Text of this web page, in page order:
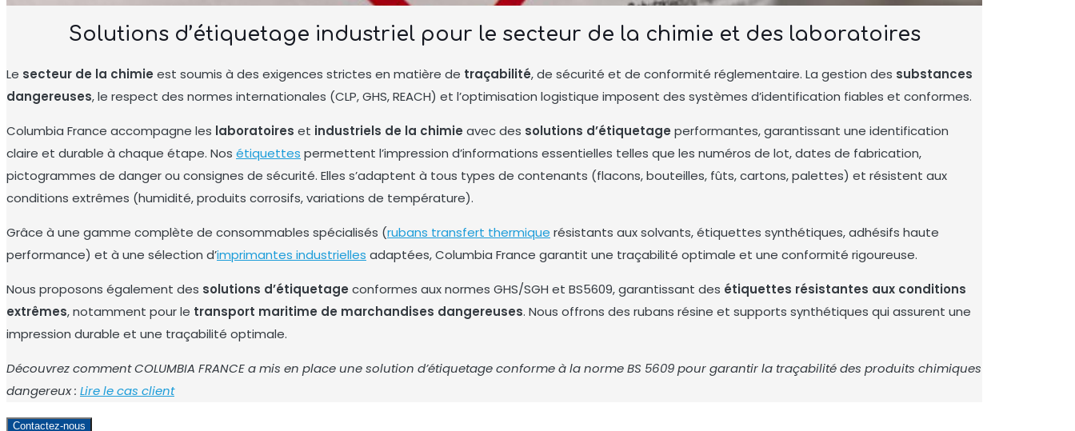
Solutions d’étiquetage industriel pour le secteur de la chimie et des laboratoires
Le secteur de la chimie est soumis à des exigences strictes en matière de traçabilité, de sécurité et de conformité réglementaire. La gestion des substances
dangereuses, le respect des normes internationales (CLP, GHS, REACH) et l’optimisation logistique imposent des systèmes d’identification fiables et conformes.
Columbia France accompagne les laboratoires et industriels de la chimie avec des solutions d’étiquetage performantes, garantissant une identification
claire et durable à chaque étape. Nos étiquettes permettent l’impression d’informations essentielles telles que les numéros de lot, dates de fabrication,
pictogrammes de dangerou consignes de sécurité. Elles s’adaptent à tous types de contenants (flacons, bouteilles, fûts, cartons, palettes) et résistent aux
conditions extrêmes (humidité, produits corrosifs, variations de température).
Grâce à une gamme complète de consommables spécialisés (rubans transfert thermique résistants aux solvants, étiquettes synthétiques, adhésifs haute
performance) et à une sélection d’imprimantes industrielles adaptées, Columbia France garantit une traçabilité optimale et une conformité rigoureuse.
Nous proposons également des solutions d’étiquetage conformes aux normes GHS/SGH et BS5609, garantissant des étiquettes résistantes aux conditions
extrêmes, notamment pour le transport maritime de marchandises dangereuses. Nous offrons des rubans résine et supports synthétiques qui assurent une
impression durable et une traçabilité optimale.
Découvrez comment COLUMBIA FRANCE a mis en place une solution d’étiquetage conforme à la norme BS 5609 pour garantir la traçabilité des produits chimiques
dangereux : Lire le cas client
Contactez-nous